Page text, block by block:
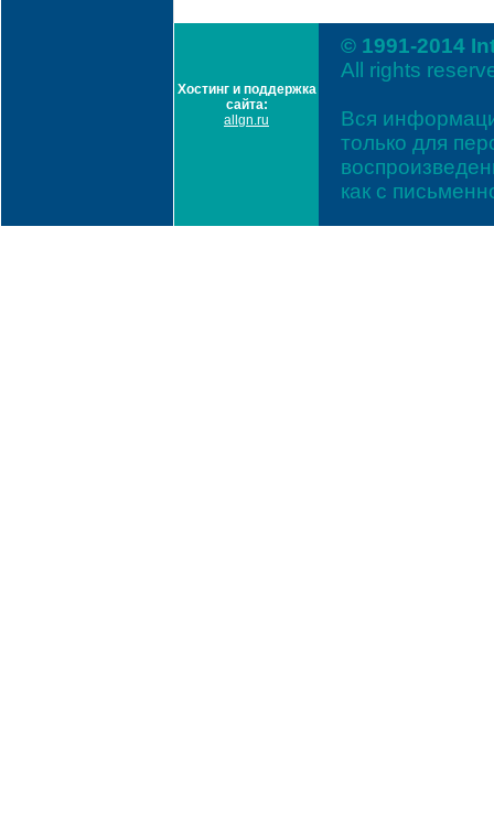
Хостинг и поддержка
сайта:
allgn.ru
© 1991-2014
All rights
Вся
только для
как с